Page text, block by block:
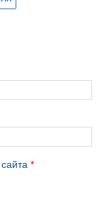
*